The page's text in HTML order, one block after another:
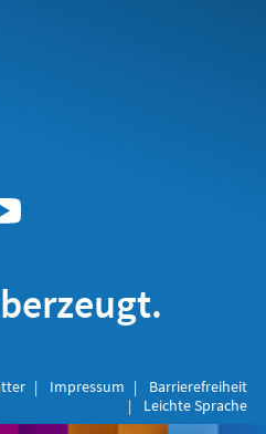
Impressum
Barrierefreiheit
Leichte Sprache